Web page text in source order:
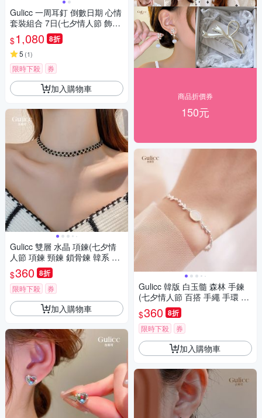
Gulicc 一周耳釘 倒數日期 心情
套裝組合 7日(七夕情人節 飾品
耳飾 耳釘 耳扣 耳環 生日禮物 )
$1,080 8折
5 (1)
限時下殺 券
加入購物車
Gulicc 雙層 水晶 項鍊(七夕情
人節 項鍊 頸鍊 鎖骨鍊 韓系 飾
品 生日禮物 )
$360 8折
限時下殺 券
加入購物車
商品折價券
150元
Gulicc 韓版 白玉髓 森林 手鍊
(七夕情人節 百搭 手繩 手環 手
鏈 首飾 飾品 生日禮物 禮物)
$360 8折
限時下殺 券
加入購物車